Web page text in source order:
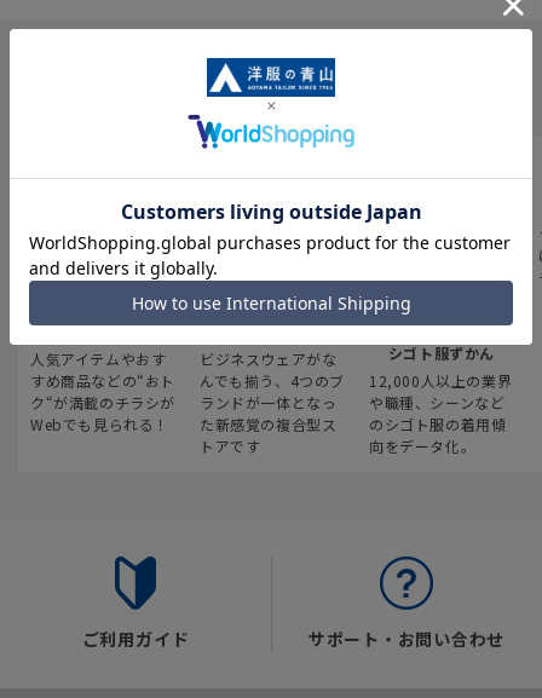
INFORMATION
最新のお買い得情報
人気アイテムやおす
すめ商品などの“おト
ク“が満載のチラシが
Webでも見られる！
スーツスクエア
ビジネスウェアがな
んでも揃う、4つのブ
ランドが一体となっ
た新感覚の複合型ス
トアです
みんなの
シゴト服ずかん
12,000人以上の業界
や職種、シーンなど
のシゴト服の着用傾
向をデータ化。
ご利用ガイド サポート・お問い合わせ